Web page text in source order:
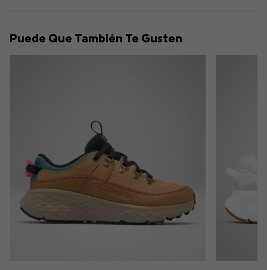
or
Puede Que También Te Gusten